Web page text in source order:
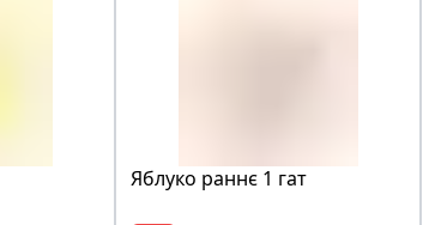
Яблуко раннє 1 гат